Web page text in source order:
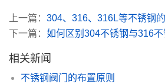
上一篇： 304、316、316L等不锈钢
下一篇： 如何区别304不锈钢与316不
相关新闻
不锈钢阀门的布置原则